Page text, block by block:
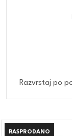
RASPRODANO
RASPRODANO